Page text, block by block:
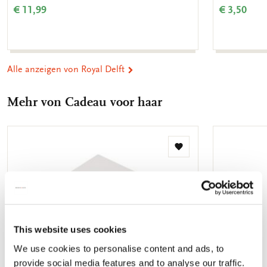
This website uses cookies
We use cookies to personalise content and ads, to
provide social media features and to analyse our traffic.
€ 11,99 € 3,50
Alle anzeigen von Royal Delft
Mehr von Cadeau voor haar
Zur
hinzufügen